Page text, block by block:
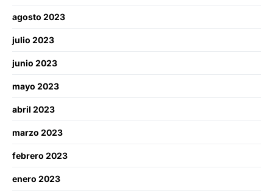
agosto 2023
julio 2023
junio 2023
mayo 2023
abril 2023
marzo 2023
febrero 2023
enero 2023